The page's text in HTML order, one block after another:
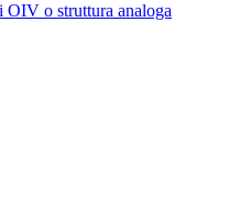
OIV o struttura analoga